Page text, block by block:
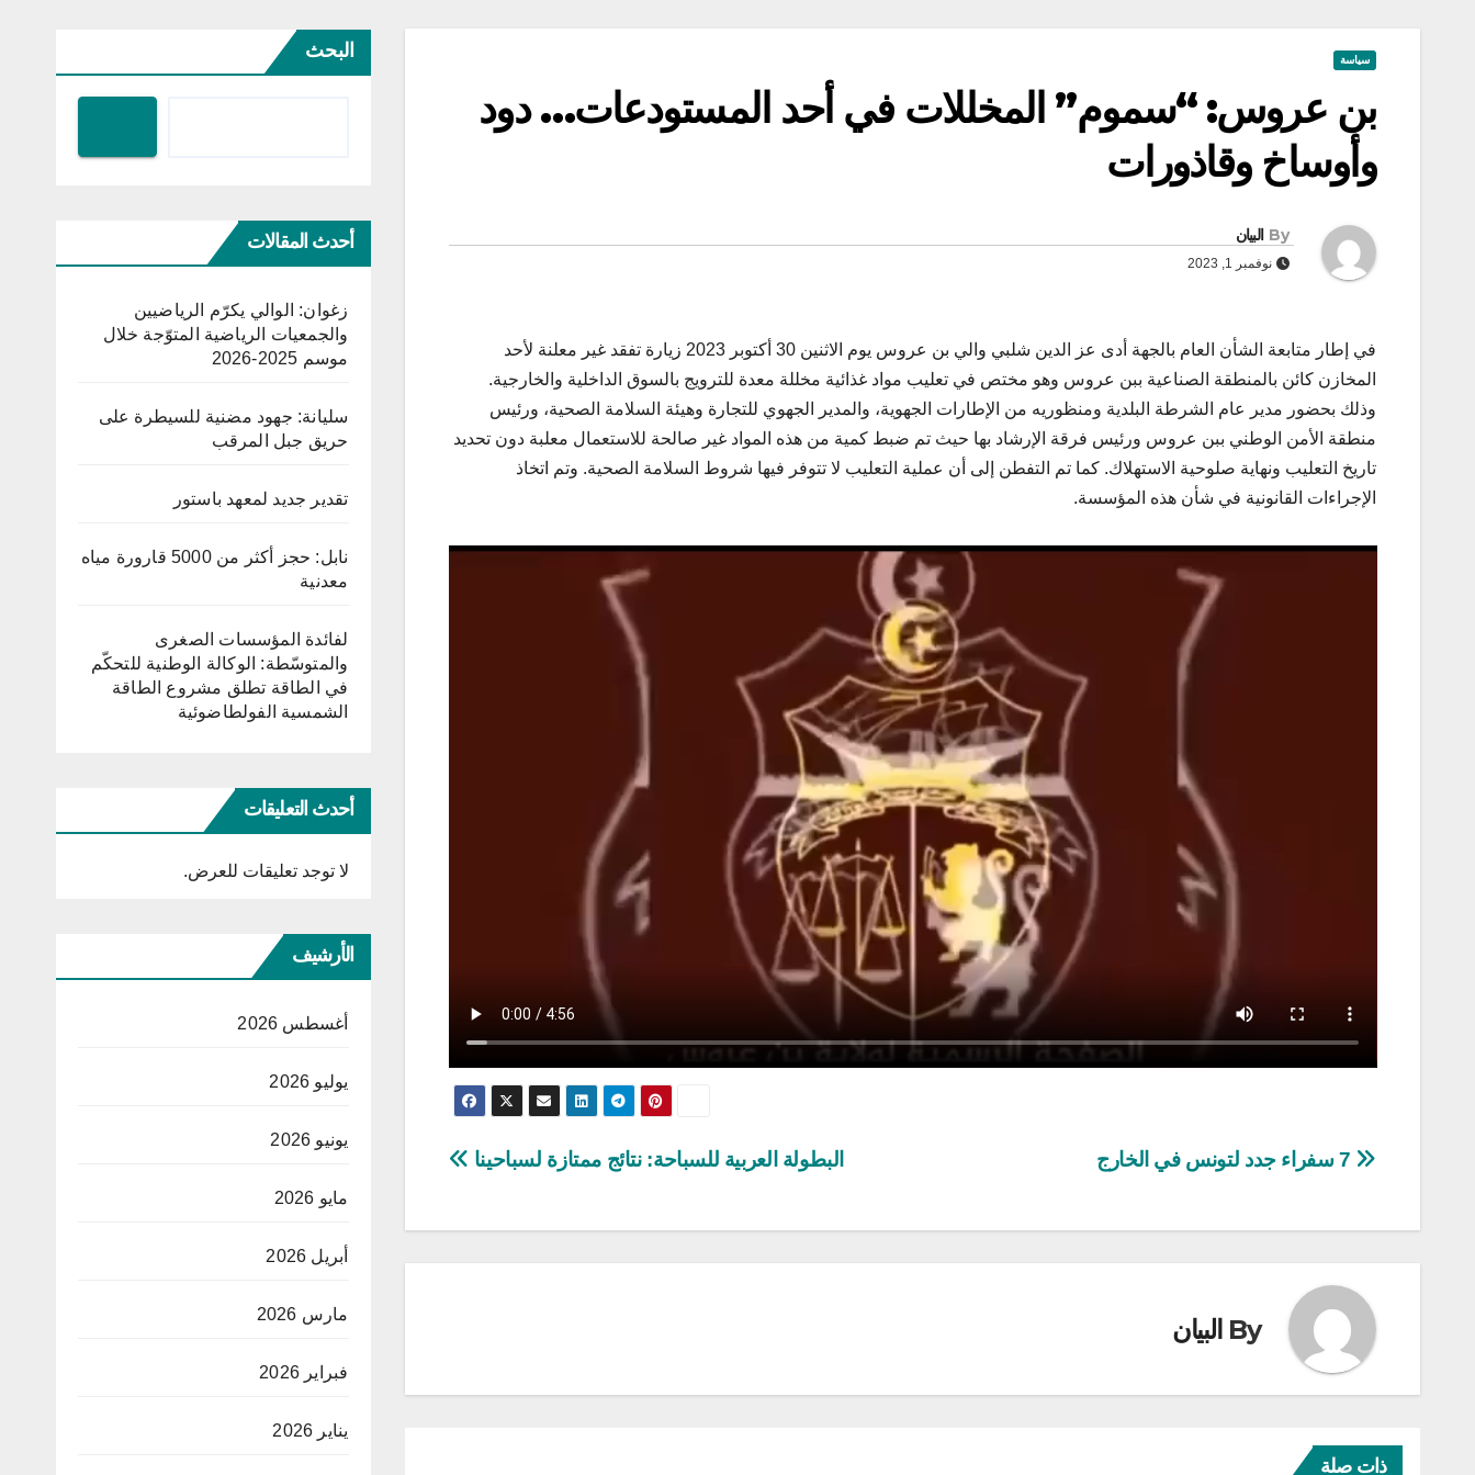
سياسة
بن عروس: “سموم” المخللات في أحد المستودعات… دود
وأوساخ وقاذورات
By البيان
نوفمبر 1, 2023
في إطار متابعة الشأن العام بالجهة أدى عز الدين شلبي والي بن عروس يوم الاثنين 30 أكتوبر 2023 زيارة تفقد غير معلنة لأحد
المخازن كائن بالمنطقة الصناعية ببن عروس وهو مختص في تعليب مواد غذائية مخللة معدة للترويج بالسوق الداخلية والخارجية.
وذلك بحضور مدير عام الشرطة البلدية ومنظوريه من الإطارات الجهوية، والمدير الجهوي للتجارة وهيئة السلامة الصحية، ورئيس
منطقة الأمن الوطني ببن عروس ورئيس فرقة الإرشاد بها حيث تم ضبط كمية من هذه المواد غير صالحة للاستعمال معلبة دون تحديد
تاريخ التعليب ونهاية صلوحية الاستهلاك. كما تم التفطن إلى أن عملية التعليب لا تتوفر فيها شروط السلامة الصحية. وتم اتخاذ
الإجراءات القانونية في شأن هذه المؤسسة.
تصفّح
البطولة العربية للسباحة: نتائج ممتازة لسباحينا
By البيان
ذات صلة
البحث
أحدث المقالات
زغوان: الوالي يكرّم الرياضيين
والجمعيات الرياضية المتوّجة خلال
موسم 2025-2026
سليانة: جهود مضنية للسيطرة على
حريق جبل المرقب
تقدير جديد لمعهد باستور
نابل: حجز أكثر من 5000 قارورة مياه
معدنية
لفائدة المؤسسات الصغرى
والمتوسّطة: الوكالة الوطنية للتحكّم
في الطاقة تطلق مشروع الطاقة
الشمسية الفولطاضوئية
أحدث التعليقات
لا توجد تعليقات للعرض.
الأرشيف
أغسطس 2026
يوليو 2026
يونيو 2026
مايو 2026
أبريل 2026
مارس 2026
فبراير 2026
يناير 2026